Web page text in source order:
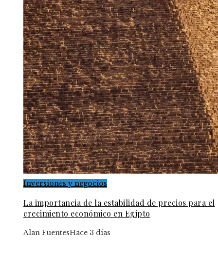
Inversiones y negocios
La importancia de la estabilidad de precios para el
crecimiento económico en Egipto
Alan FuentesHace 3 días